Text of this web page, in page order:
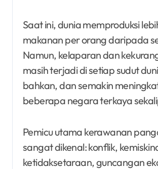
Saat ini, dunia memproduksi
makanan per orang daripada
Namun, kelaparan dan
masih terjadi di setiap sudut
bahkan, dan semakin
beberapa negara terkaya
Pemicu utama kerawanan
sangat dikenal: konflik,
ketidaksetaraan, guncangan